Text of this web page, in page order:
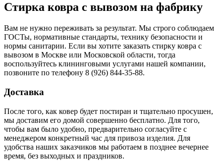
Стирка ковра с вывозом на фабрику
Вам не нужно переживать за результат. Мы строго соблюдаем
ГОСТы, нормативные стандарты, технику безопасности и
нормы санитарии. Если вы хотите заказать стирку ковра с
вывозом в Москве или Московской области, тогда
воспользуйтесь клининговыми услугами нашей компании,
позвоните по телефону 8 (926) 844-35-88.
Доставка
После того, как ковер будет постиран и тщательно просушен,
мы доставим его домой совершенно бесплатно. Для того,
чтобы вам было удобно, предварительно согласуйте с
менеджером конкретный час для привоза изделия. Для
удобства наших заказчиков мы работаем в позднее вечернее
время, без выходных и праздников.